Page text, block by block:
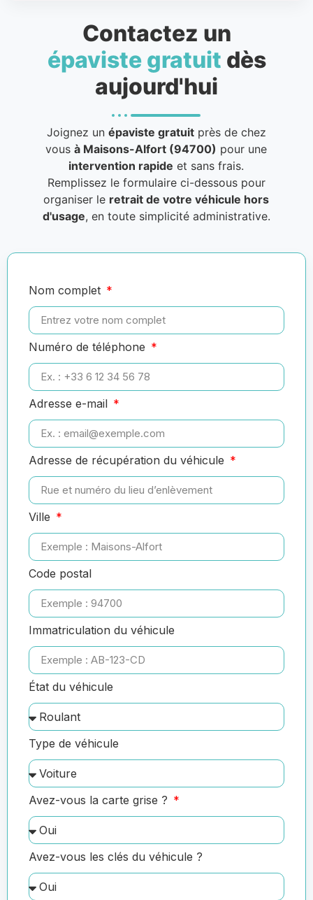
Contactez un
épaviste gratuit dès
aujourd'hui
Joignez un épaviste gratuitprès de chez
vousà Maisons-Alfort (94700) pour une
intervention rapide et sans frais.
Remplissez le formulaire ci-dessous pour
organiser le retrait de votre véhicule hors
d'usage, en toute simplicité administrative.
Nom complet
Numéro de téléphone
Adresse e-mail
Adresse de récupération du véhicule
Ville
Code postal
Immatriculation du véhicule
État du véhicule
Type de véhicule
Avez-vous la carte grise ?
Avez-vous les clés du véhicule ?